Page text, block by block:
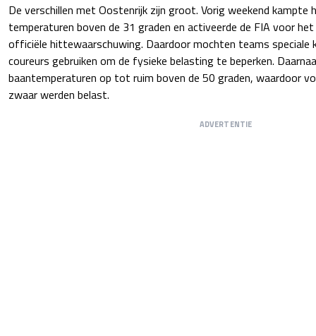
De verschillen met Oostenrijk zijn groot. Vorig weekend kampte
temperaturen boven de 31 graden en activeerde de FIA voor
officiële hittewaarschuwing. Daardoor mochten teams speciale
coureurs gebruiken om de fysieke belasting te beperken.
baantemperaturen op tot ruim boven de 50 graden, waardoor
zwaar werden belast.
ADVERTENTIE